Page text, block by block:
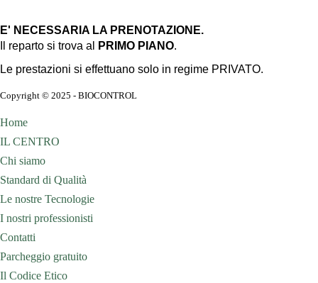
E' NECESSARIA LA PRENOTAZIONE.
Il reparto si trova al
PRIMO PIANO.
Le prestazioni si effettuano solo in regime PRIVATO.
Copyright © 2025 - BIOCONTROL
Home
IL CENTRO
Chi siamo
Standard di Qualità
Le nostre Tecnologie
I nostri professionisti
Contatti
Parcheggio gratuito
Il Codice Etico